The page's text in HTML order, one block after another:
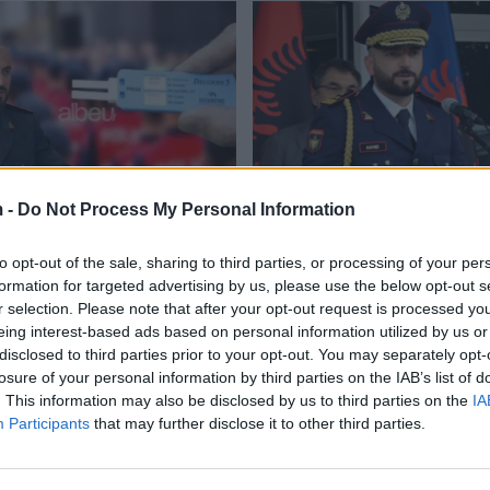
- Do Not Process My Personal Information
opt-out of the sale, sharing to third parties, or processing of your
for targeted advertising by us, please use the below opt-out
selection. Please note that after your opt-out request is processed
interest-based ads based on personal information utilized by us
to third parties prior to your opt-out. You may separately
of your personal information by third parties on the IAB’s list of
This information may also be disclosed by us to third parties on the
Participants that may further disclose it to other third parties.
“dush të ftohtë”
që dyshohet se
2022
Gledis Nano nënshkruan
mirë për efektivët e
(VIDEO)
schedule 17:57 / 19/02/2022